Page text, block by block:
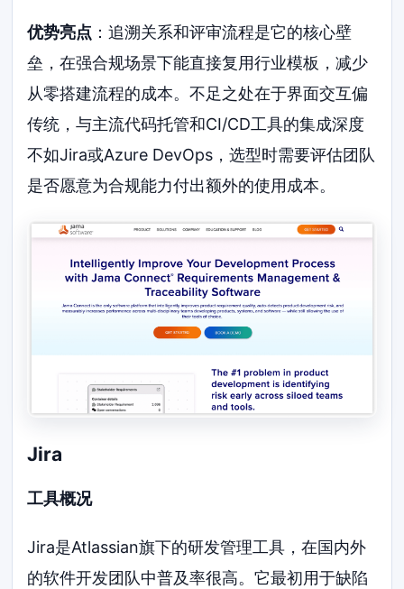
优势亮点 ：追溯关系和评审流程是它的核心壁
垒，在强合规场景下能直接复用行业模板，减少
从零搭建流程的成本。不足之处在于界面交互偏
传统，与主流代码托管和CI/CD工具的集成深度
不如Jira或Azure DevOps，选型时需要评估团队
是否愿意为合规能力付出额外的使用成本。
Jira
工具概况
Jira是Atlassian旗下的研发管理工具，在国内外
的软件开发团队中普及率很高。它最初用于缺陷